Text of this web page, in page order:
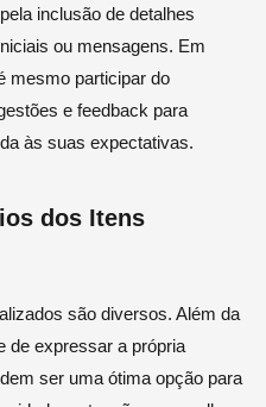
inclusão de detalhes
ou mensagens. Em
mesmo participar do
e feedback para
às suas expectativas.
dos Itens
são diversos. Além da
de expressar a própria
ser uma ótima opção para